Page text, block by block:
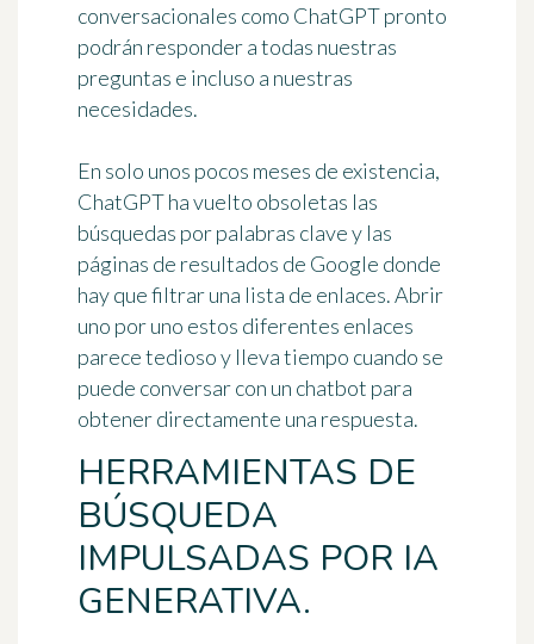
conversacionales como ChatGPT pronto
podrán responder a todas nuestras
preguntas e incluso a nuestras
necesidades.
En solo unos pocos meses de existencia,
ChatGPT ha vuelto obsoletas las
búsquedas por palabras clave y las
páginas de resultados de Google donde
hay que filtrar una lista de enlaces. Abrir
uno por uno estos diferentes enlaces
parece tedioso y lleva tiempo cuando se
puede conversar con un chatbot para
obtener directamente una respuesta.
HERRAMIENTAS DE
BÚSQUEDA
IMPULSADAS POR IA
GENERATIVA.